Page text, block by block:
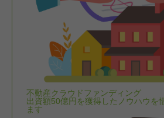
不動産クラウドファンディング
出資額50億円を獲得したノウハウを
ます